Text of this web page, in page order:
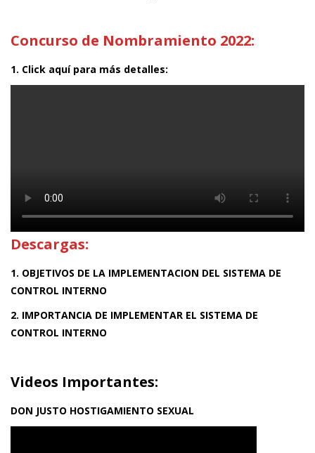
Concurso de Nombramiento 2022:
1. Click aquí para más detalles:
Descargas:
1. OBJETIVOS DE LA IMPLEMENTACION DEL SISTEMA DE
CONTROL INTERNO
2. IMPORTANCIA DE IMPLEMENTAR EL SISTEMA DE
CONTROL INTERNO
Videos Importantes:
DON JUSTO HOSTIGAMIENTO SEXUAL